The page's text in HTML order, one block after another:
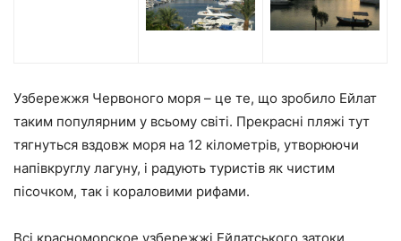
Узбережжя Червоного моря – це те, що зробило Ейлат
таким популярним у всьому світі. Прекрасні пляжі тут
тягнуться вздовж моря на 12 кілометрів, утворюючи
напівкруглу лагуну, і радують туристів як чистим
пісочком, так і кораловими рифами.